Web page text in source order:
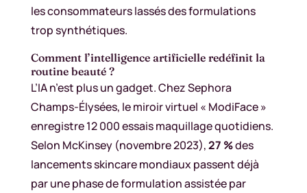
les consommateurs lassés des formulations
trop synthétiques.
Comment l’intelligence artificielle redéfinit la
routine beauté ?
L’IA n’est plus un gadget. Chez Sephora
Champs-Élysées, le miroir virtuel « ModiFace »
enregistre 12 000 essais maquillage quotidiens.
Selon McKinsey (novembre 2023),27 %des
lancements skincare mondiaux passent déjà
par une phase de formulation assistée par